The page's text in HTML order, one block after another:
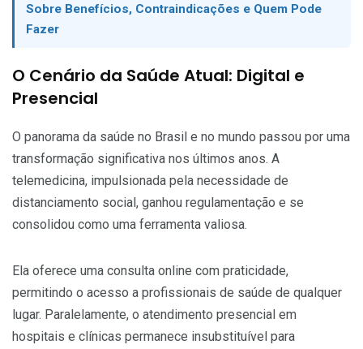
Sobre Benefícios, Contraindicações e Quem Pode
Fazer
O Cenário da Saúde Atual: Digital e
Presencial
O panorama da saúde no Brasil e no mundo passou por uma
transformação significativa nos últimos anos. A
telemedicina, impulsionada pela necessidade de
distanciamento social, ganhou regulamentação e se
consolidou como uma ferramenta valiosa.
Ela oferece uma consulta online com praticidade,
permitindo o acesso a profissionais de saúde de qualquer
lugar. Paralelamente, o atendimento presencial em
hospitais e clínicas permanece insubstituível para